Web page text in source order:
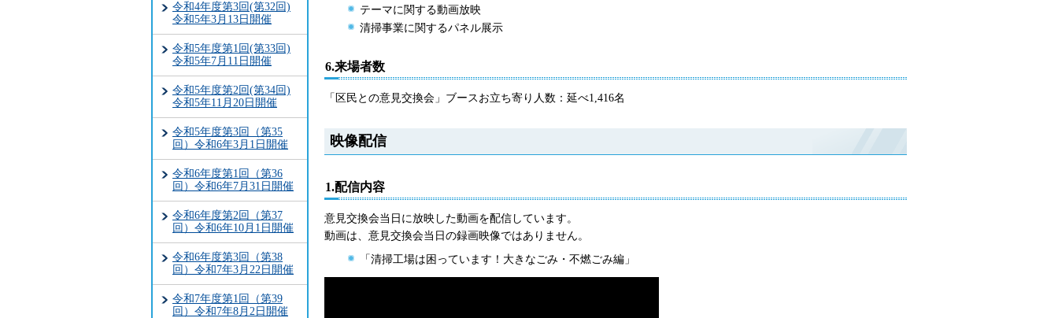
令和4年度第3回(第32回)
令和5年3月13日開催
令和5年度第1回(第33回)
令和5年7月11日開催
令和5年度第2回(第34回)
令和5年11月20日開催
令和5年度第3回（第35
回）令和6年3月1日開催
令和6年度第1回（第36
回）令和6年7月31日開催
令和6年度第2回（第37
回）令和6年10月1日開催
令和6年度第3回（第38
回）令和7年3月22日開催
令和7年度第1回（第39
回）令和7年8月2日開催
テーマに関する動画放映
清掃事業に関するパネル展示
6.来場者数
「区民との意見交換会」ブースお立ち寄り人数：延べ1,416名
映像配信
1.配信内容
意見交換会当日に放映した動画を配信しています。
動画は、意見交換会当日の録画映像ではありません。
「清掃工場は困っています！大きなごみ・不燃ごみ編」